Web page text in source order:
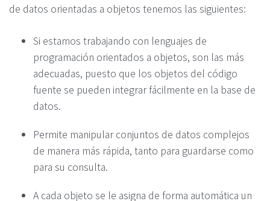
de datos orientadas a objetos tenemos las siguientes:
Si estamos trabajando con lenguajes de
programación orientados a objetos, son las más
adecuadas, puesto que los objetos del código
fuente se pueden integrar fácilmente en la base de
datos.
Permite manipular conjuntos de datos complejos
de manera más rápida, tanto para guardarse como
para su consulta.
A cada objeto se le asigna de forma automática un